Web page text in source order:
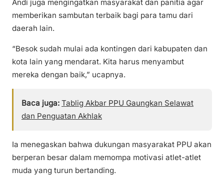
Andi juga mengingatkan masyarakat dan panitia agar
memberikan sambutan terbaik bagi para tamu dari
daerah lain.
“Besok sudah mulai ada kontingen dari kabupaten dan
kota lain yang mendarat. Kita harus menyambut
mereka dengan baik,” ucapnya.
Baca juga: Tablig Akbar PPU Gaungkan Selawat
dan Penguatan Akhlak
Ia menegaskan bahwa dukungan masyarakat PPU akan
berperan besar dalam memompa motivasi atlet-atlet
muda yang turun bertanding.